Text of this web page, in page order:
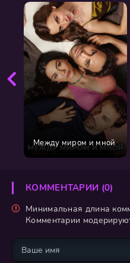
Между миром и мной
КОММЕНТАРИИ (0)
Минимальная длина
Комментарии